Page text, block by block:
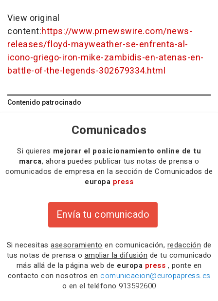
View original
content:https://www.prnewswire.com/news-
releases/floyd-mayweather-se-enfrenta-al-
icono-griego-iron-mike-zambidis-en-atenas-en-
battle-of-the-legends-302679334.html
Contenido patrocinado
Comunicados
Si quieres mejorar el posicionamiento online de tu
marca, ahora puedes publicar tus notas de prensa o
comunicados de empresa en la sección de Comunicados de
europa press
Envía tu comunicado
Si necesitas asesoramiento en comunicación, redacción de
tus notas de prensa o ampliar la difusión de tu comunicado
más allá de la página web de europa press , ponte en
contacto con nosotros en comunicacion@europapress.es
o en el teléfono 913592600